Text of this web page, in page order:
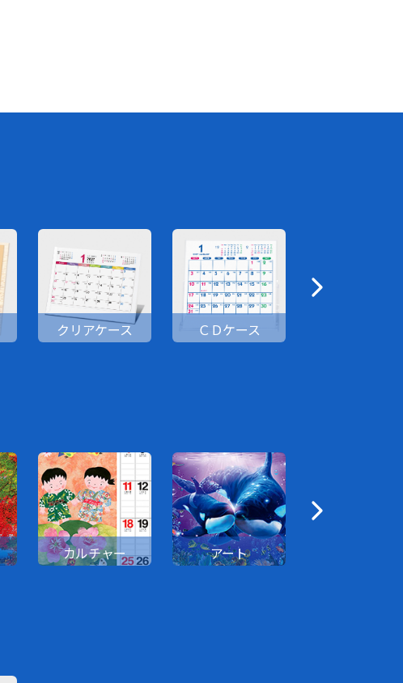
クリアケース ＣＤケース
カルチャー アート